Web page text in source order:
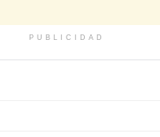
PUBLICIDAD